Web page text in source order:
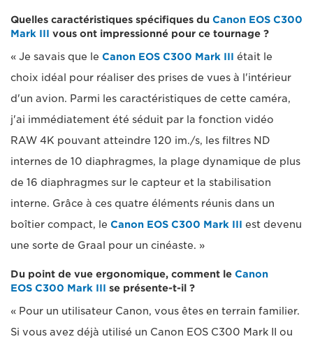
Quelles caractéristiques spécifiques du Canon EOS C300
Mark III vous ont impressionné pour ce tournage ?
« Je savais que le Canon EOS C300 Mark III était le
choix idéal pour réaliser des prises de vues à l'intérieur
d'un avion. Parmi les caractéristiques de cette caméra,
j'ai immédiatement été séduit par la fonction vidéo
RAW 4K pouvant atteindre 120 im./s, les filtres ND
internes de 10 diaphragmes, la plage dynamique de plus
de 16 diaphragmes sur le capteur et la stabilisation
interne. Grâce à ces quatre éléments réunis dans un
boîtier compact, le Canon EOS C300 Mark III est devenu
une sorte de Graal pour un cinéaste. »
Du point de vue ergonomique, comment le Canon
EOS C300 Mark III se présente-t-il ?
« Pour un utilisateur Canon, vous êtes en terrain familier.
Si vous avez déjà utilisé un Canon EOS C300 Mark II ou